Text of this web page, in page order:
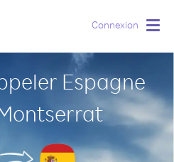
Connexion
Espagne